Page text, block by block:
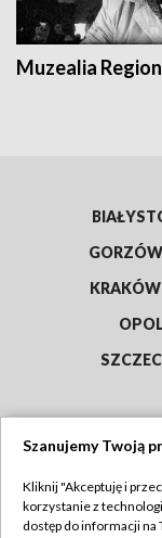
Muzealia
KRAKÓW
Szanujemy Twoją
Kliknij "Akceptuję i
korzystanie z
dostęp do informacji